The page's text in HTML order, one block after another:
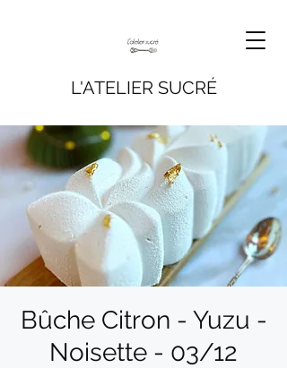
L'ATELIER SUCRÉ
Bûche Citron - Yuzu -
Noisette - 03/12